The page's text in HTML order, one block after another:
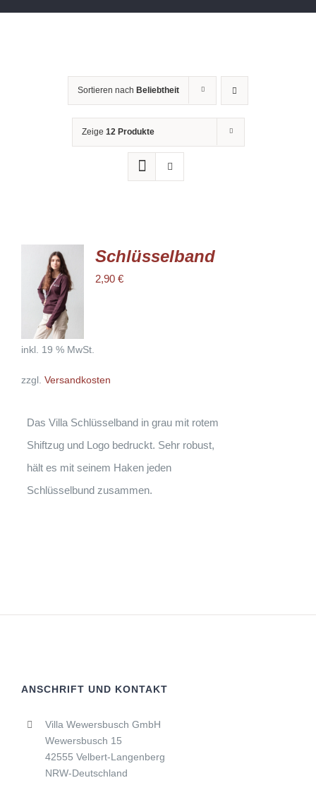
Sortieren nach Beliebtheit
Zeige 12 Produkte
IN DEN
WARENKORB
/
DETAILS
Schlüsselband
2,90 €
inkl. 19 % MwSt.
zzgl. Versandkosten
Das Villa Schlüsselband in grau mit rotem
Shiftzug und Logo bedruckt. Sehr robust,
hält es mit seinem Haken jeden
Schlüsselbund zusammen.
ANSCHRIFT UND KONTAKT
Villa Wewersbusch GmbH
Wewersbusch 15
42555 Velbert-Langenberg
NRW-Deutschland